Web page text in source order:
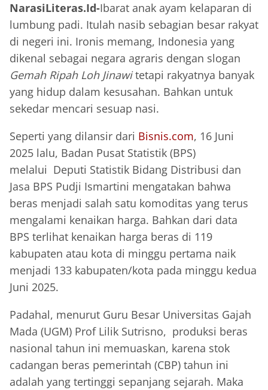
NarasiLiteras.Id-Ibarat anak ayam kelaparan di
lumbung padi. Itulah nasib sebagian besar rakyat
di negeri ini. Ironis memang, Indonesia yang
dikenal sebagai negara agraris dengan slogan
Gemah Ripah Loh Jinawitetapi rakyatnya banyak
yang hidup dalam kesusahan. Bahkan untuk
sekedar mencari sesuap nasi.
Seperti yang dilansir dari Bisnis.com, 16 Juni
2025 lalu, Badan Pusat Statistik (BPS)
melalui Deputi Statistik Bidang Distribusi dan
Jasa BPS Pudji Ismartini mengatakan bahwa
beras menjadi salah satu komoditas yang terus
mengalami kenaikan harga. Bahkan dari data
BPS terlihat kenaikan harga beras di 119
kabupaten atau kota di minggu pertama naik
menjadi 133 kabupaten/kota pada minggu kedua
Juni 2025.
Padahal, menurut Guru Besar Universitas Gajah
Mada (UGM) Prof Lilik Sutrisno, produksi beras
nasional tahun ini memuaskan, karena stok
cadangan beras pemerintah (CBP) tahun ini
adalah yang tertinggi sepanjang sejarah. Maka